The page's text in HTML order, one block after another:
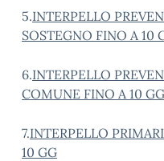
5.INTERPELLO
SOSTEGNO FINO A 10
6.INTERPELLO
COMUNE FINO A 10 GG
7.INTERPELLO
10 GG